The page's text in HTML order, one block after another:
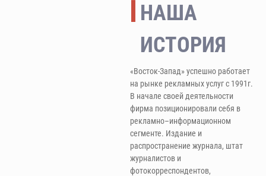
НАША
ИСТОРИЯ
«Восток-Запад» успешно работает
на рынке рекламных услуг с 1991г.
В начале своей деятельности
фирма позиционировали себя в
рекламно–информационном
сегменте. Издание и
распространение журнала, штат
журналистов и
фотокорреспондентов,